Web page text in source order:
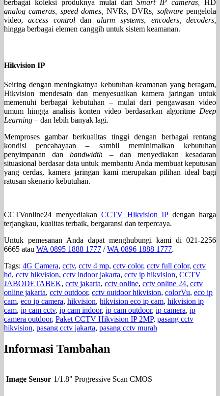
berbagai koleksi produknya mulai dariSmart IP cameras, HD
analog cameras, speed domes, NVRs, DVRs, softwarepengelola
video,access controldan alarm systems, encoders, decoders,
hingga berbagai elemen canggih untuk sistem keamanan.
Hikvision IP
Seiring dengan meningkatnya kebutuhan keamanan yang beragam,
Hikvision mendesain dan menyesuaikan kamera jaringan untuk
memenuhi berbagai kebutuhan – mulai dari pengawasan video
umum hingga analisis konten video berdasarkan algoritme Deep
Learning – dan lebih banyak lagi.
Memproses gambar berkualitas tinggi dengan berbagai rentang
kondisi pencahayaan – sambil meminimalkan kebutuhan
penyimpanan danbandwidth – dan menyediakan kesadaran
situasional berdasar data untuk membantu Anda membuat keputusan
yang cerdas, kamera jaringan kami merupakan pilihan ideal bagi
ratusan skenario kebutuhan.
CCTVonline24 menyediakan CCTV Hikvision IPdengan harga
terjangkau, kualitas terbaik, bergaransi dan terpercaya.
Untuk pemesanan Anda dapat menghubungi kami di 021-2256
6665 atau WA 0895 1888 1777 /WA 0896 1888 1777.
Tags: 4G Camera, cctv, cctv 4 mp, cctv color, cctv full color, cctv
hd, cctv hikvision, cctv indoor jakarta, cctv ip hikvision, CCTV
JABODETABEK, cctv jakarta, cctv online, cctv online 24, cctv
online jakarta, cctv outdoor, cctv outdoor hikvision, colorVu, eco ip
cam, eco ip camera, hikvision, hikvision eco ip cam, hikvision ip
cam, ip cam cctv, ip cam indoor, ip cam outdoor, ip camera, ip
camera outdoor, Paket CCTV Hikvision IP 2MP, pasang cctv
hikvision, pasang cctv jakarta, pasang cctv murah
Informasi Tambahan
Image Sensor 1/1.8" Progressive Scan CMOS